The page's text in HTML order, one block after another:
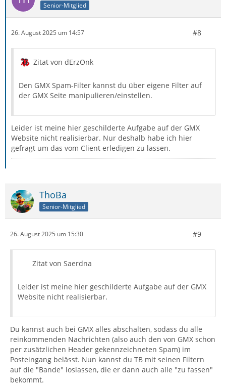
Senior-Mitglied
26. August 2025 um 14:57 #8
Zitat von dErzOnk
Den GMX Spam-Filter kannst du über eigene Filter auf
der GMX Seite manipulieren/einstellen.
Leider ist meine hier geschilderte Aufgabe auf der GMX
Website nicht realisierbar. Nur deshalb habe ich hier
gefragt um das vom Client erledigen zu lassen.
ThoBa
Senior-Mitglied
26. August 2025 um 15:30 #9
Zitat von Saerdna
Leider ist meine hier geschilderte Aufgabe auf der GMX
Website nicht realisierbar.
Du kannst auch bei GMX alles abschalten, sodass du alle
reinkommenden Nachrichten (also auch den von GMX schon
per zusätzlichen Header gekennzeichneten Spam) im
Posteingang belässt. Nun kannst du TB mit seinen Filtern
auf die "Bande" loslassen, die er dann auch alle "zu fassen"
bekommt.